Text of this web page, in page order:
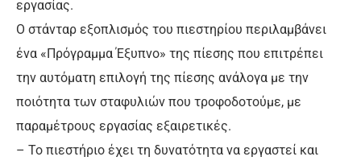
εργασίας.
Ο στάνταρ εξοπλισμός του πιεστηρίου περιλαμβάνει
ένα «Πρόγραμμα Έξυπνο» της πίεσης που επιτρέπει
την αυτόματη επιλογή της πίεσης ανάλογα με την
ποιότητα των σταφυλιών που τροφοδοτούμε, με
παραμέτρους εργασίας εξαιρετικές.
– Το πιεστήριο έχει τη δυνατότητα να εργαστεί και